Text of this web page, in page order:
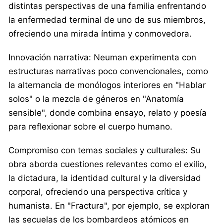
distintas perspectivas de una familia enfrentando
la enfermedad terminal de uno de sus miembros,
ofreciendo una mirada íntima y conmovedora. ​
Innovación narrativa: Neuman experimenta con
estructuras narrativas poco convencionales, como
la alternancia de monólogos interiores en "Hablar
solos" o la mezcla de géneros en "Anatomía
sensible", donde combina ensayo, relato y poesía
para reflexionar sobre el cuerpo humano. ​
Compromiso con temas sociales y culturales: Su
obra aborda cuestiones relevantes como el exilio,
la dictadura, la identidad cultural y la diversidad
corporal, ofreciendo una perspectiva crítica y
humanista. En "Fractura", por ejemplo, se exploran
las secuelas de los bombardeos atómicos en